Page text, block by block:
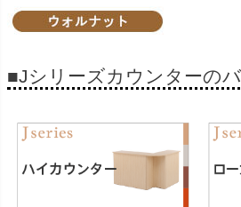
■Jシリーズカウンターの